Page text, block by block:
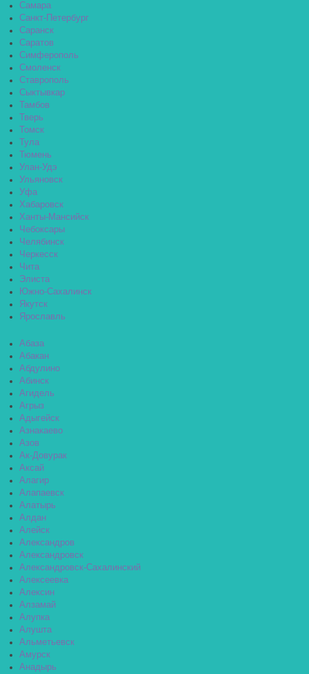
Самара
Санкт-Петербург
Саранск
Саратов
Симферополь
Смоленск
Ставрополь
Сыктывкар
Тамбов
Тверь
Томск
Тула
Тюмень
Улан-Удэ
Ульяновск
Уфа
Хабаровск
Ханты-Мансийск
Чебоксары
Челябинск
Черкесск
Чита
Элиста
Южно-Сахалинск
Якутск
Ярославль
Абаза
Абакан
Абдулино
Абинск
Агидель
Агрыз
Адыгейск
Азнакаево
Азов
Ак-Довурак
Аксай
Алагир
Алапаевск
Алатырь
Алдан
Алейск
Александров
Александровск
Александровск-Сахалинский
Алексеевка
Алексин
Алзамай
Алупка
Алушта
Альметьевск
Амурск
Анадырь